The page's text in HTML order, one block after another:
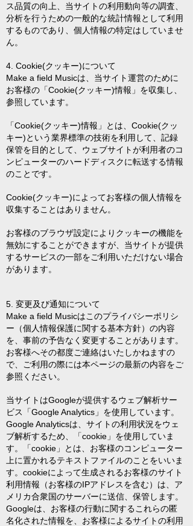
ス品質の向上、当サイトの利用動向等の調査、
分析を行うための一般的な統計情報として利用
するものであり、個人情報の特定はしていませ
ん。
4. Cookie(クッキー)について
Make a field Musicは、当サイト運営のために
お客様の「Cookie(クッキー)情報」を収集し、
参照しています。
「Cookie(クッキー)情報」とは、Cookie(クッ
キー)という業界標準の技術を利用して、記録
保管を目的として、ウェブサイトが利用者のコ
ンピューターのハードディスクに転送する情報
のことです。
Cookie(クッキー)によってお客様の個人情報を
収集することはありません。
お客様のブラウザ設定によりクッキーの機能を
無効にすることができますが、当サイトが提供
するサービスの一部をご利用いただけない場合
があります。
5. 変更及び通知について
Make a field Musicはこのプライバシーポリシ
ー（個人情報保護に関する基本方針）の内容
を、事前の予告なく変更することがあります。
お客様へその都度ご連絡はいたしかねますの
で、ご利用の際には本ページの最新の内容をご
参照ください。
当サイトはGoogleが提供するウェブ解析サー
ビス「Google Analytics」を使用しています。
Google Analyticsは、サイトの利用状況をウェ
ブ解析するため、「cookie」を使用していま
す。「cookie」とは、お客様のコンピューター
上に置かれるテキストファイルのことをいいま
す。cookieによって生成されるお客様のサイト
利用情報（お客様のIPアドレスを含む）は、ア
メリカ合衆国のサーバーに送信、保管します。
Googleは、お客様の行動に関するこれらの匿
名化された情報を、お客様によるサイトの利用